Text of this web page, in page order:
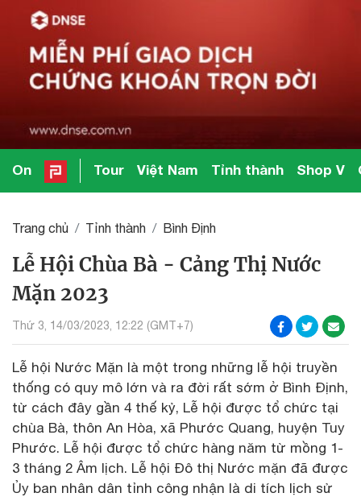
On Tour Việt Nam Tỉnh thành Shop V
Trang chủ Tỉnh thành Bình Định
Lễ Hội Chùa Bà - Cảng Thị Nước
Mặn 2023
Thứ 3, 14/03/2023, 12:22 (GMT+7)
Lễ hội Nước Mặn là một trong những lễ hội truyền
thống có quy mô lớn và ra đời rất sớm ở Bình Định,
từ cách đây gần 4 thế kỷ, Lễ hội được tổ chức tại
chùa Bà, thôn An Hòa, xã Phước Quang, huyện Tuy
Phước. Lễ hội được tổ chức hàng năm từ mồng 1-
3 tháng 2 Âm lịch. Lễ hội Đô thị Nước mặn đã được
Ủy ban nhân dân tỉnh công nhận là di tích lịch sử